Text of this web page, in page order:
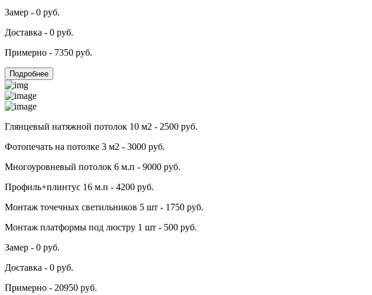
Замер - 0 руб.
Доставка - 0 руб.
Примерно - 7350 руб.
Подробнее
Глянцевый натяжной потолок 10 м2 - 2500 руб.
Фотопечать на потолке 3 м2 - 3000 руб.
Многоуровневый потолок 6 м.п - 9000 руб.
Профиль+плинтус 16 м.п - 4200 руб.
Монтаж точечных светильников 5 шт - 1750 руб.
Монтаж платформы под люстру 1 шт - 500 руб.
Замер - 0 руб.
Доставка - 0 руб.
Примерно - 20950 руб.